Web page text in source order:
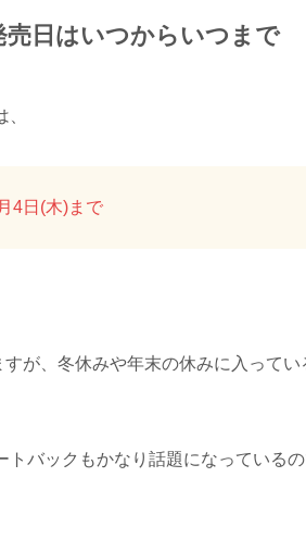
売日はいつからいつまで
4日(木)まで
が、冬休みや年末の休みに入って
バックもかなり話題になっているの